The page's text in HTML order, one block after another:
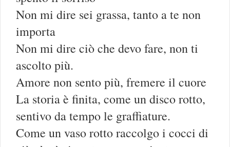
Non mi dire sei grassa, tanto a te non
importa
Non mi dire ciò che devo fare, non ti
ascolto più.
Amore non sento più, fremere il cuore
La storia è finita, come un disco rotto,
sentivo da tempo le graffiature.
Come un vaso rotto raccolgo i cocci di